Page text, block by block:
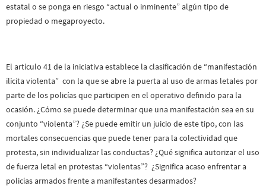
estatal o se ponga en riesgo “actual o inminente” algún tipo de
propiedad o megaproyecto.
El artículo 41 de la iniciativa establece la clasificación de “manifestación
ilícita violenta” con la que se abre la puerta al uso de armas letales por
parte de los policías que participen en el operativo definido para la
ocasión. ¿Cómo se puede determinar que una manifestación sea en su
conjunto “violenta”? ¿Se puede emitir un juicio de este tipo, con las
mortales consecuencias que puede tener para la colectividad que
protesta, sin individualizar las conductas? ¿Qué significa autorizar el uso
de fuerza letal en protestas “violentas”? ¿Significa acaso enfrentar a
policías armados frente a manifestantes desarmados?